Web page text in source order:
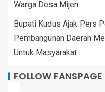
Warga Desa Mijen
Bupati Kudus Ajak Pers
Pembangunan Daerah
Untuk Masyarakat
FOLLOW FANSPAGE